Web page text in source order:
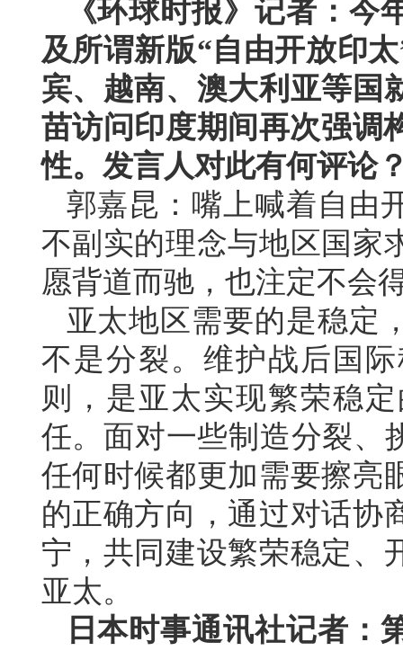
《环球时报》记者：
及所谓新版“自由开放印
宾、越南、澳大利亚等国
苗访问印度期间再次强调
性。发言人对此有何评论
郭嘉昆：嘴上喊着自由
不副实的理念与地区国家
愿背道而驰，也注定不会
亚太地区需要的是稳定
不是分裂。维护战后国
则，是亚太实现繁荣稳
任。面对一些制造分裂、
任何时候都更加需要擦亮
的正确方向，通过对话协
宁，共同建设繁荣稳定、
亚太。
日本时事通讯社记者：